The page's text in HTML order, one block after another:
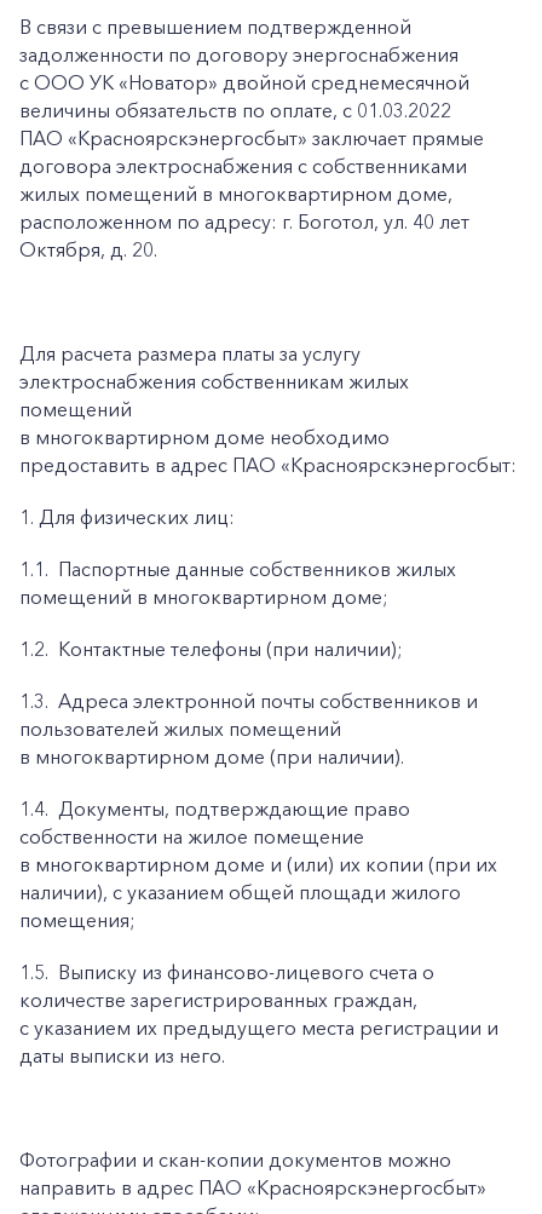
В связи с превышением подтвержденной
задолженности по договору энергоснабжения
с ООО УК «Новатор» двойной среднемесячной
величины обязательств по оплате, с 01.03.2022
ПАО «Красноярскэнергосбыт» заключает прямые
договора электроснабжения с собственниками
жилых помещений в многоквартирном доме,
расположенном по адресу: г. Боготол, ул. 40 лет
Октября, д. 20.
Для расчета размера платы за услугу
электроснабжения собственникам жилых
помещений
в многоквартирном доме необходимо
предоставить в адрес ПАО «Красноярскэнергосбыт:
1. Для физических лиц:
1.1. Паспортные данные собственников жилых
помещений в многоквартирном доме;
1.2. Контактные телефоны (при наличии);
1.3. Адреса электронной почты собственников и
пользователей жилых помещений
в многоквартирном доме (при наличии).
1.4. Документы, подтверждающие право
собственности на жилое помещение
в многоквартирном доме и (или) их копии (при их
наличии), с указанием общей площади жилого
помещения;
1.5. Выписку из финансово-лицевого счета о
количестве зарегистрированных граждан,
с указанием их предыдущего места регистрации и
даты выписки из него.
Фотографии и скан-копии документов можно
направить в адрес ПАО «Красноярскэнергосбыт»